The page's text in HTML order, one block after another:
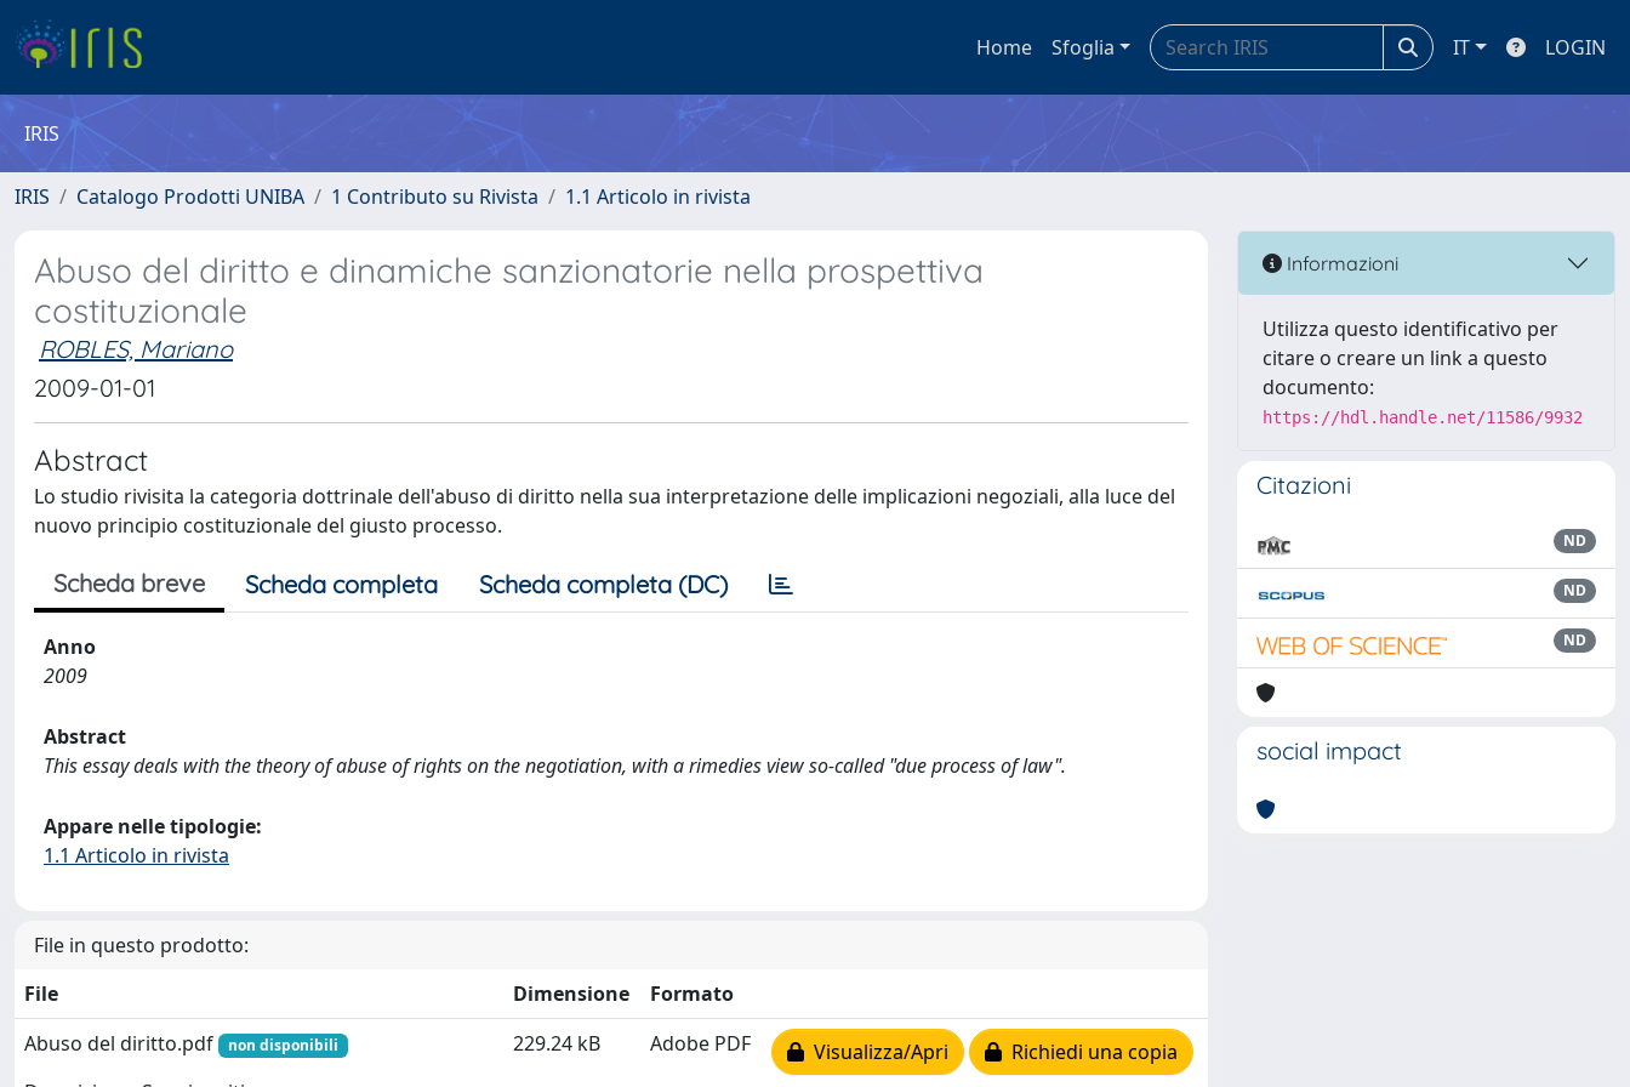
Home Sfoglia IT LOGIN
IRIS
IRIS Catalogo Prodotti UNIBA 1 Contributo su Rivista 1.1 Articolo in rivista
Abuso del diritto e dinamiche sanzionatorie nella prospettiva
costituzionale
ROBLES, Mariano
2009-01-01
Abstract
Lo studio rivisita la categoria dottrinale dell'abuso di diritto nella sua interpretazione delle implicazioni negoziali, alla luce del
nuovo principio costituzionale del giusto processo.
Scheda breve Scheda completa Scheda completa (DC)
Anno
2009
Abstract
This essay deals with the theory of abuse of rights on the negotiation, with a rimedies view so-called "due process of law".
Appare nelle tipologie:
1.1 Articolo in rivista
File in questo prodotto:
File
Dimensione
Formato
Abuso del diritto.pdf
non disponibili 229.24 kB Adobe PDF Visualizza/Apri Richiedi una copia
Informazioni
Utilizza questo identificativo per
citare o creare un link a questo
documento:
https://hdl.handle.net/11586/9932
Citazioni
ND
ND
ND
social impact